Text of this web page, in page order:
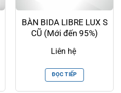
BÀN BIDA LIBRE LUX S
CŨ (Mới đến 95%)
Liên hệ
ĐỌC TIẾP